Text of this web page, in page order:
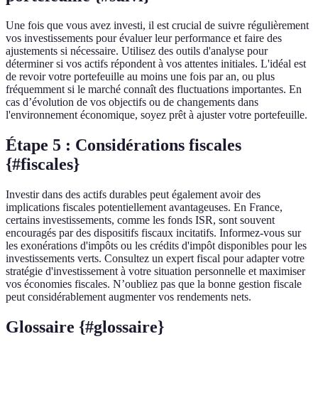
Une fois que vous avez investi, il est crucial de suivre régulièrement
vos investissements pour évaluer leur performance et faire des
ajustements si nécessaire. Utilisez des outils d'analyse pour
déterminer si vos actifs répondent à vos attentes initiales. L'idéal est
de revoir votre portefeuille au moins une fois par an, ou plus
fréquemment si le marché connaît des fluctuations importantes. En
cas d’évolution de vos objectifs ou de changements dans
l'environnement économique, soyez prêt à ajuster votre portefeuille.
Étape 5 : Considérations fiscales
{#fiscales}
Investir dans des actifs durables peut également avoir des
implications fiscales potentiellement avantageuses. En France,
certains investissements, comme les fonds ISR, sont souvent
encouragés par des dispositifs fiscaux incitatifs. Informez-vous sur
les exonérations d'impôts ou les crédits d'impôt disponibles pour les
investissements verts. Consultez un expert fiscal pour adapter votre
stratégie d'investissement à votre situation personnelle et maximiser
vos économies fiscales. N’oubliez pas que la bonne gestion fiscale
peut considérablement augmenter vos rendements nets.
Glossaire {#glossaire}